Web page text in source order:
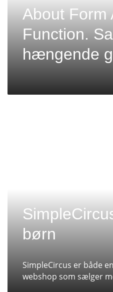
About Form
Function.
hængende
børn
SimpleCircus er både
webshop som sælger